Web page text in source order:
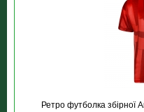
Ретро футболка збірної